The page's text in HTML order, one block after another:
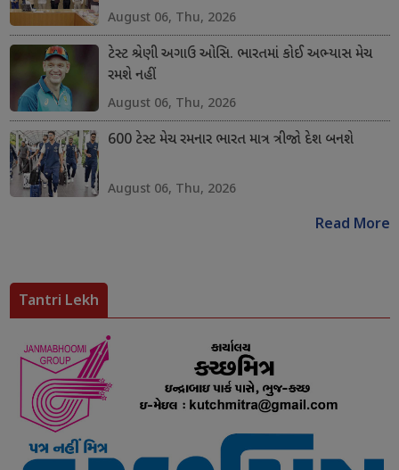
August 06, Thu, 2026
ટેસ્ટ શ્રેણી અગાઉ ઓસિ. ભારતમાં કોઈ અભ્યાસ મેચ
રમશે નહીં
August 06, Thu, 2026
600 ટેસ્ટ મેચ રમનાર ભારત માત્ર ત્રીજો દેશ બનશે
August 06, Thu, 2026
Read More
Tantri Lekh